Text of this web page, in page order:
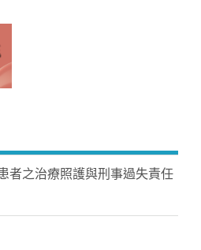
者之治療照護與刑事過失責任